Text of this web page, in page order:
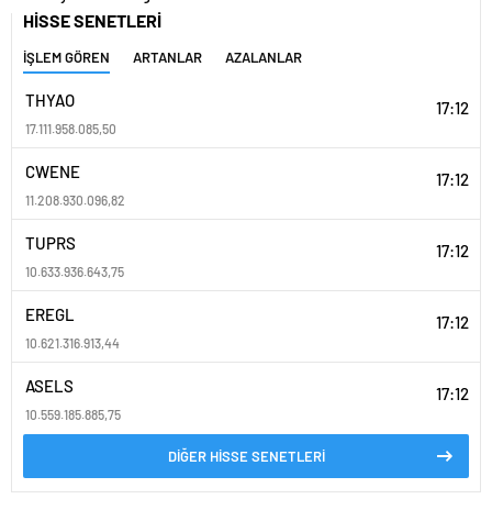
müteahhit bulma rehberi
HİSSE SENETLERİ
İŞLEM GÖREN ARTANLAR AZALANLAR
THYAO
17.111.958.085,50
17:12
CWENE
11.208.930.096,82
17:12
TUPRS
10.633.936.643,75
17:12
EREGL
10.621.316.913,44
17:12
ASELS
10.559.185.885,75
17:12
DİĞER HİSSE SENETLERİ